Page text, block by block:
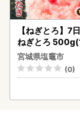
【ねぎとろ】7
ねぎとろ
宮城県塩竈市
(0)